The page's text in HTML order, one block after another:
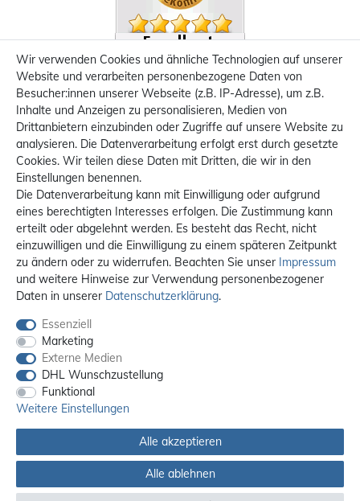
Alle Preise sind inkl. MwSt. / **Kostenloser Versand innerhalb Deutschlands.
Versandkosten in andere Länder finden Sie
Wir verwenden Cookies und ähnliche Technologien auf unserer
Website und verarbeiten personenbezogene Daten von
Besucher:innen unserer Webseite (z.B. IP-Adresse), um z.B.
Inhalte und Anzeigen zu personalisieren, Medien von
Drittanbietern einzubinden oder Zugriffe auf unsere Website zu
analysieren. Die Datenverarbeitung erfolgt erst durch gesetzte
Cookies. Wir teilen diese Daten mit Dritten, die wir in den
Einstellungen benennen.
Die Datenverarbeitung kann mit Einwilligung oder aufgrund
eines berechtigten Interesses erfolgen. Die Zustimmung kann
erteilt oder abgelehnt werden. Es besteht das Recht, nicht
einzuwilligen und die Einwilligung zu einem späteren Zeitpunkt
zu ändern oder zu widerrufen. Beachten Sie unser Impressum
und weitere Hinweise zur Verwendung personenbezogener
Daten in unserer Daten­schutz­erklärung.
Essenziell
Marketing
Externe Medien
DHL Wunschzustellung
Funktional
Weitere Einstellungen
Alle akzeptieren
Alle ablehnen